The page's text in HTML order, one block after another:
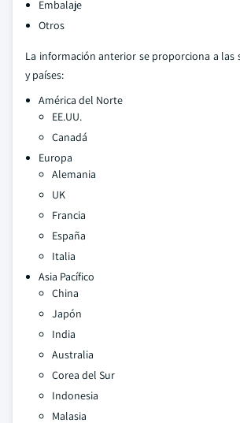
Embalaje
Otros
La información anterior se proporciona a las
y países:
América del Norte
EE.UU.
Canadá
Europa
Alemania
UK
Francia
España
Italia
Asia Pacífico
China
Japón
India
Australia
Corea del Sur
Indonesia
Malasia